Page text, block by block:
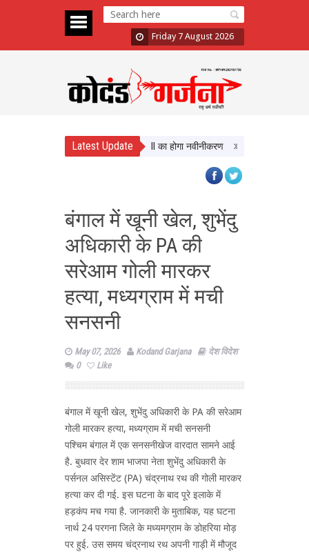
Friday 7 August 2026
Latest Update
मिलेगी बेहतर सुविधा, Hidden Pull का होगा नवीनीकरण एमपी टूरिज्म बोर्ड और
बंगाल में खूनी खेल, शुभेंदु
अधिकारी के PA की
सरेआम गोली मारकर
हत्या, मध्यग्राम में मची
सनसनी
May 07, 2026 Kodand Garjana
देश विदेश
0
Like
बंगाल में खूनी खेल, शुभेंदु अधिकारी के PA की सरेआम
गोली मारकर हत्या, मध्यग्राम में मची सनसनी
पश्चिम बंगाल में एक सनसनीखेज वारदात सामने आई
है. बुधवार देर शाम भाजपा नेता शुभेंदु अधिकारी के
पर्सनल असिस्टेंट (PA) चंद्रनाथ रथ की गोली मारकर
हत्या कर दी गई. इस घटना के बाद पूरे इलाके में
हड़कंप मच गया है. जानकारी के मुताबिक, यह घटना
नार्थ 24 परगना जिले के मध्यमग्राम के डोहरिया मोड़
पर हुई. उस समय चंद्रनाथ रथ अपनी गाड़ी में मौजूद